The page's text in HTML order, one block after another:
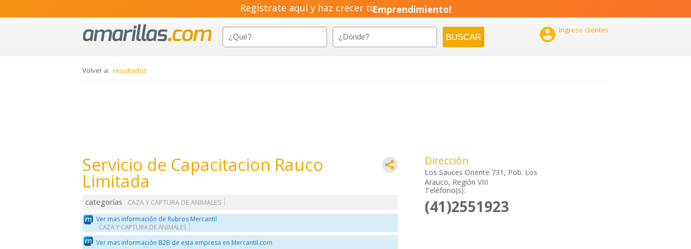
Regístrate aquí y haz crecer tuEmprendimiento!
 Ingreso clientes
Volver a: resultados
Servicio de Capacitacion Rauco
Limitada
categorías
CAZA Y CAPTURA DE ANIMALES
Ver mas información de Rubros Mercantil
CAZA Y CAPTURA DE ANIMALES
Ver mas información B2B de esta empresa en Mercantil.com
Dirección
Los Sauces Oriente 731, Pob. Los
Arauco, Región VIII
Teléfono(s):
(41)2551923